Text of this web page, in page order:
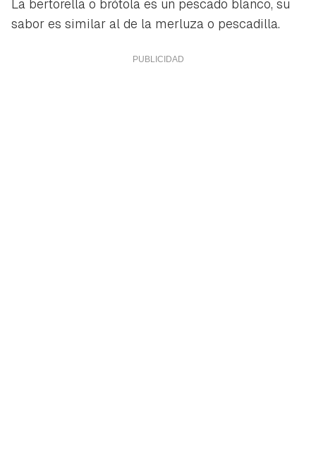
La bertorella o brótola es un pescado blanco, su
sabor es similar al de la merluza o pescadilla.